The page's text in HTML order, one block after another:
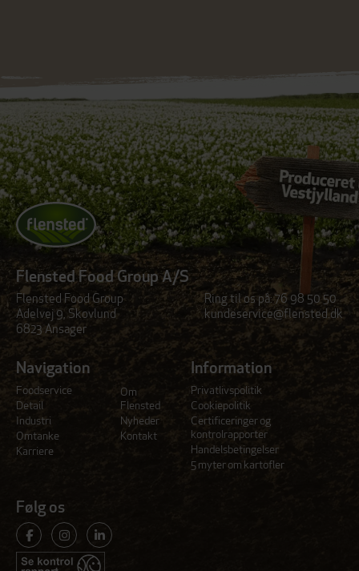
Flensted Food Group A/S
Flensted Food Group
Adelvej 9, Skovlund
6823 Ansager
Ring til os på:76 98 50 50
kundeservice@flensted.dk
Navigation
Foodservice
Detail
Industri
Omtanke
Karriere
Om
Flensted
Nyheder
Kontakt
Information
Privatlivspolitik
Cookiepolitik
Certificeringer og
kontrolrapporter
Handelsbetingelser
5 myter om kartofler
Følg os